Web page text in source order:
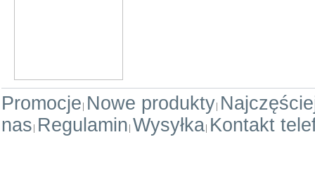
Promocje Nowe produkty
nas Regulamin Wysyłka Kontakt